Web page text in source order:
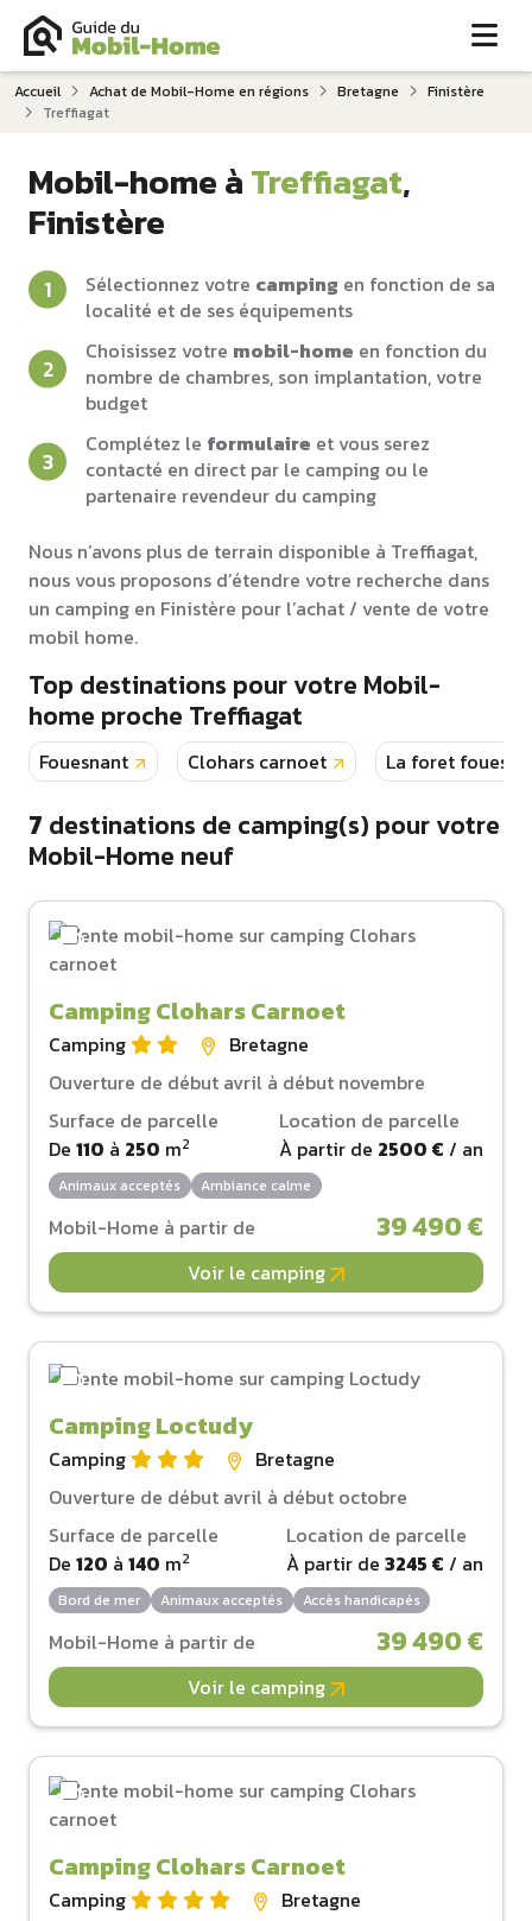
Accueil Achat de Mobil-Home en régions Bretagne
Finistère
Treffiagat
Mobil-home àTreffiagat,
Finistère
Sélectionnez votre camping en fonction de sa
localité et de ses équipements
Choisissez votre mobil-home en fonction du
nombre de chambres, son implantation, votre
budget
Complétez le formulaire et vous serez
contacté en direct par le camping ou le
partenaire revendeur du camping
Nous n’avons plus de terrain disponible à Treffiagat,
nous vous proposons d’étendre votre recherche dans
un camping en Finistère pour l’achat / vente de votre
mobil home.
Top destinations pour votre Mobil-
home proche Treffiagat
Fouesnant Clohars carnoet La foret
7 destinations de camping(s) pour votre
Mobil-Home neuf
Camping Clohars Carnoet
Camping
Bretagne
Ouverture de début avril à début novembre
Surface de parcelle
De 110 à 250 m2
Location de parcelle
À partir de 2500 € / an
Animaux acceptés Ambiance calme
Mobil-Home à partir de 39 490 €
Voir le camping
Camping Loctudy
Camping
Bretagne
Ouverture de début avril à début octobre
Surface de parcelle
De 120 à 140 m2
Location de parcelle
À partir de 3245 € / an
Bord de mer Animaux acceptés Accès handicapés
Mobil-Home à partir de 39 490 €
Voir le camping
Camping Clohars Carnoet
Camping
Bretagne